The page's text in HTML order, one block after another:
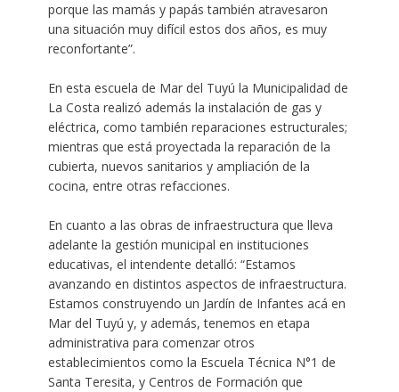
porque las mamás y papás también atravesaron
una situación muy difícil estos dos años, es muy
reconfortante”.
En esta escuela de Mar del Tuyú la Municipalidad de
La Costa realizó además la instalación de gas y
eléctrica, como también reparaciones estructurales;
mientras que está proyectada la reparación de la
cubierta, nuevos sanitarios y ampliación de la
cocina, entre otras refacciones.
En cuanto a las obras de infraestructura que lleva
adelante la gestión municipal en instituciones
educativas, el intendente detalló: “Estamos
avanzando en distintos aspectos de infraestructura.
Estamos construyendo un Jardín de Infantes acá en
Mar del Tuyú y, y además, tenemos en etapa
administrativa para comenzar otros
establecimientos como la Escuela Técnica N°1 de
Santa Teresita, y Centros de Formación que